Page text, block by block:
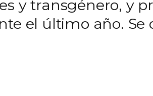
y transgénero, y
el último año. Se